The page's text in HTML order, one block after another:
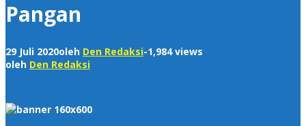
Pangan
29 Juli 2020oleh Den Redaksi-1,984 views
oleh Den Redaksi